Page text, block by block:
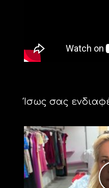
Ίσως σας